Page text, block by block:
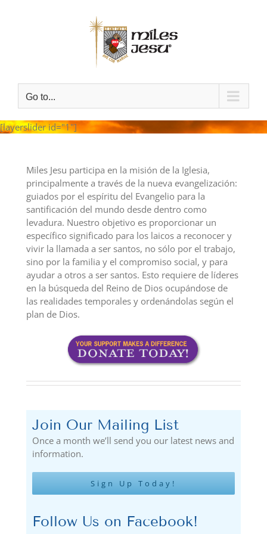
Go to...
[layerslider id="1"]
Miles Jesu participa en la misión de la Iglesia,
principalmente a través de la nueva evangelización:
guiados por el espíritu del Evangelio para la
santificación del mundo desde dentro como
levadura. Nuestro objetivo es proporcionar un
específico significado para los laicos a reconocer y
vivir la llamada a ser santos, no sólo por el trabajo,
sino por la familia y el compromiso social, y para
ayudar a otros a ser santos. Esto requiere de líderes
en la búsqueda del Reino de Dios ocupándose de
las realidades temporales y ordenándolas según el
plan de Dios.
Join Our Mailing List
Once a month we’ll send you our latest news and
information.
Sign Up Today!
Follow Us on Facebook!